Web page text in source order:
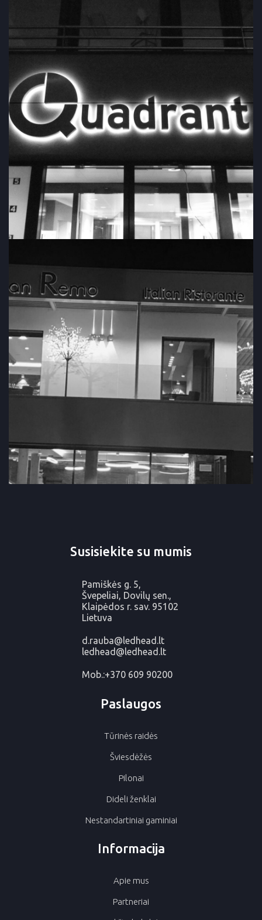
Susisiekite su mumis
Pamiškės g. 5,
Švepeliai, Dovilų sen.,
Klaipėdos r. sav. 95102
Lietuva
d.rauba@ledhead.lt
ledhead@ledhead.lt
Mob.:+370 609 90200
Paslaugos
Tūrinės raidės
Šviesdėžės
Pilonai
Dideli ženklai
Nestandartiniai gaminiai
Informacija
Apie mus
Partneriai